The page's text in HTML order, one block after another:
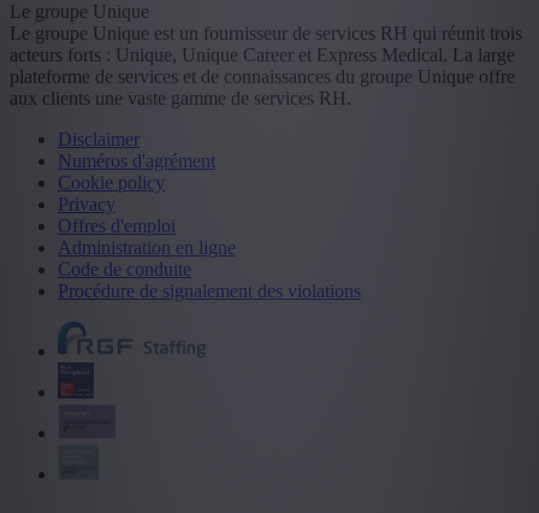
Le groupe Unique
Le groupe Unique est un fournisseur de services RH qui réunit trois
acteurs forts : Unique, Unique Career et Express Medical. La large
plateforme de services et de connaissances du groupe Unique offre
aux clients une vaste gamme de services RH.
Disclaimer
Numéros d'agrément
Cookie policy
Privacy
Offres d'emploi
Administration en ligne
Code de conduite
Procédure de signalement des violations